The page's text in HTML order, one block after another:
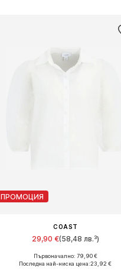
ПРОМОЦИЯ
COAST
29,90 €(58,48 лв.³)
Налични размери: M, L, XL, XXL, XXXL
Първоначално: 79,90 €
Последна най-ниска цена:23,92 €